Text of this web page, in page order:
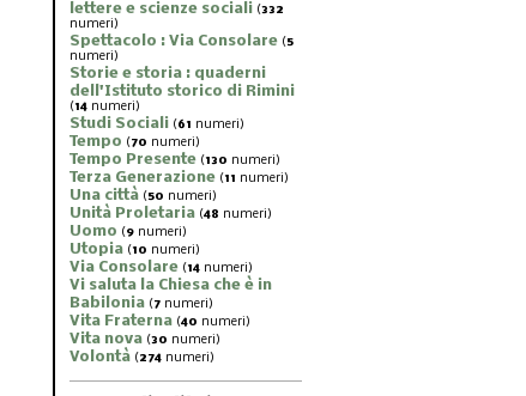
lettere e scienze sociali (332
numeri)
Spettacolo : Via Consolare (5
numeri)
Storie e storia : quaderni
dell'Istituto storico di Rimini
(14 numeri)
Studi Sociali (61 numeri)
Tempo (70 numeri)
Tempo Presente (130 numeri)
Terza Generazione (11 numeri)
Una città (50 numeri)
Unità Proletaria (48 numeri)
Uomo (9 numeri)
Utopia (10 numeri)
Via Consolare (14 numeri)
Vi saluta la Chiesa che è in
Babilonia (7 numeri)
Vita Fraterna (40 numeri)
Vita nova (30 numeri)
Volontà (274 numeri)